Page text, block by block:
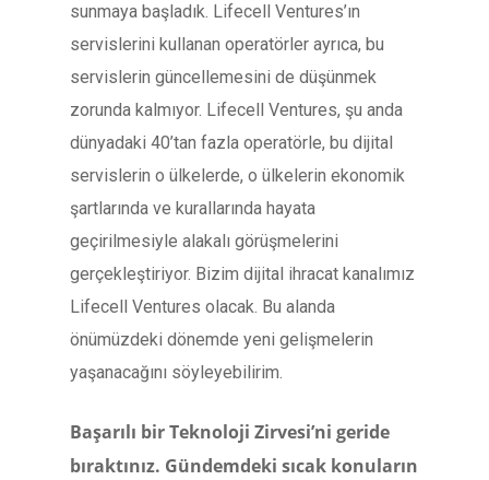
sunmaya başladık. Lifecell Ventures’ın
servislerini kullanan operatörler ayrıca, bu
servislerin güncellemesini de düşünmek
zorunda kalmıyor. Lifecell Ventures, şu anda
dünyadaki 40’tan fazla operatörle, bu dijital
servislerin o ülkelerde, o ülkelerin ekonomik
şartlarında ve kurallarında hayata
geçirilmesiyle alakalı görüşmelerini
gerçekleştiriyor. Bizim dijital ihracat kanalımız
Lifecell Ventures olacak. Bu alanda
önümüzdeki dönemde yeni gelişmelerin
yaşanacağını söyleyebilirim.
Başarılı bir Teknoloji Zirvesi’ni geride
bıraktınız. Gündemdeki sıcak konuların